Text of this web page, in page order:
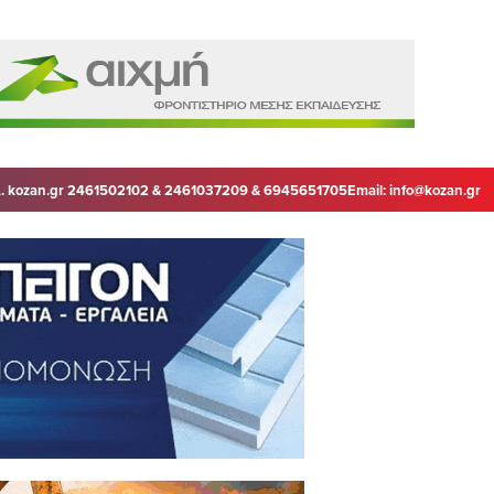
kozan.gr 2461502102 & 2461037209 & 6945651705Email:info@kozan.gr